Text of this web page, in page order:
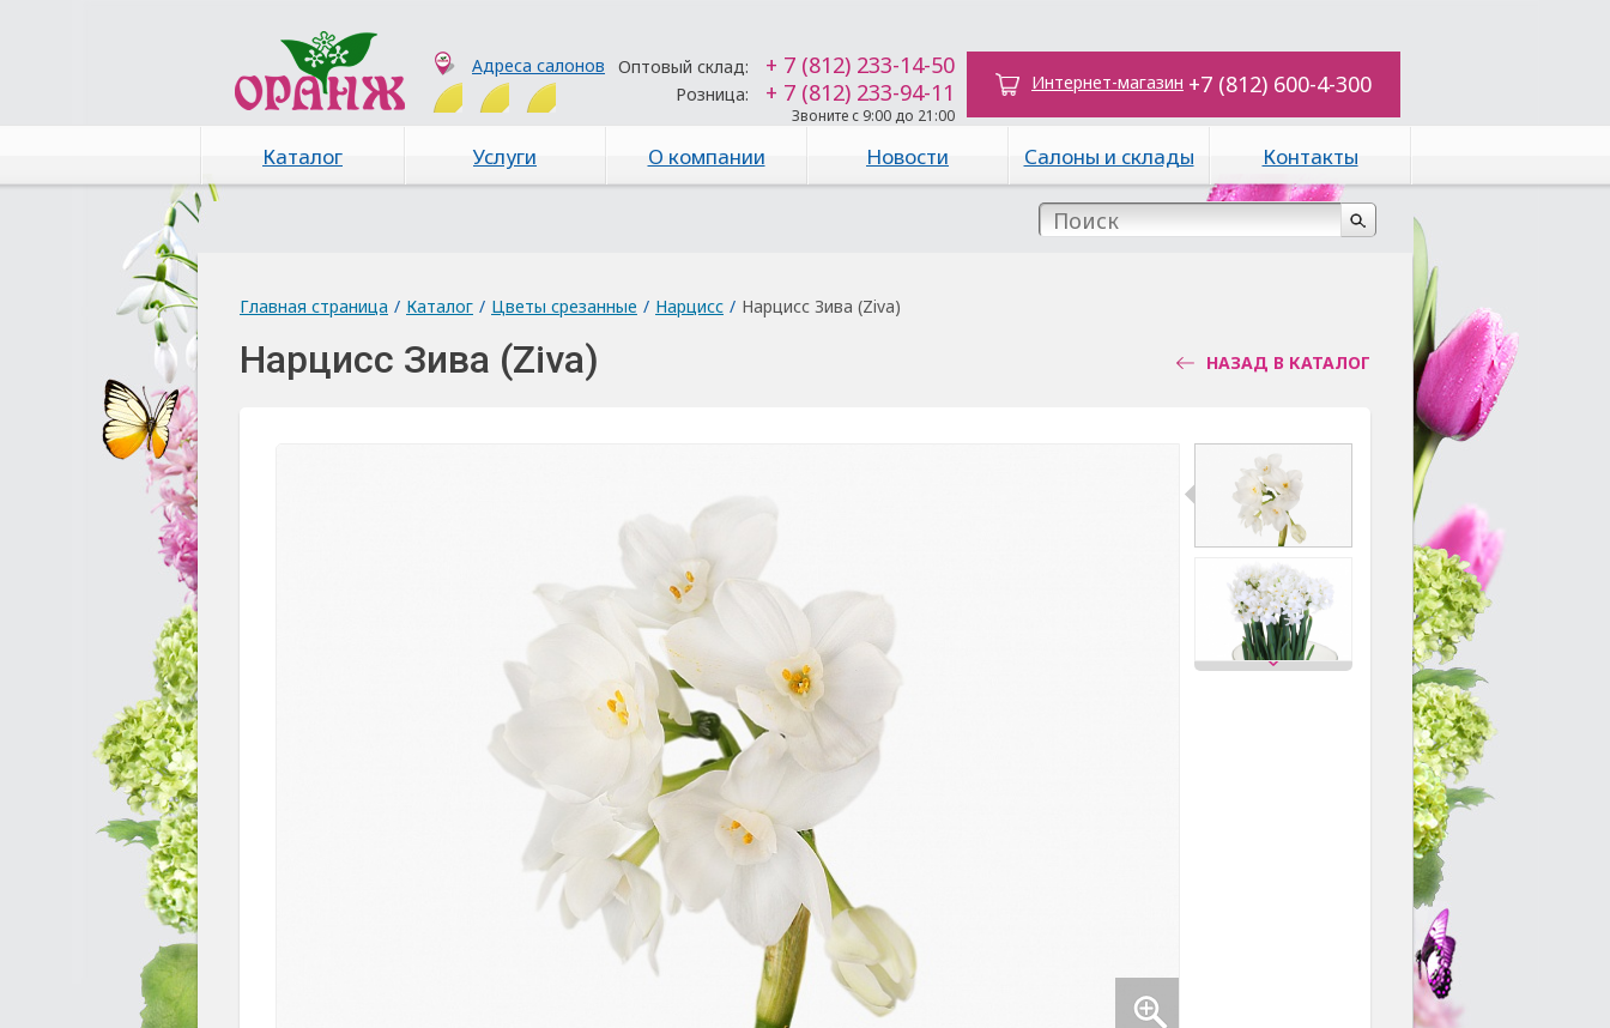
Адреса салонов Оптовый склад: + 7 (812) 233-14-50
Розница: + 7 (812) 233-94-11
Звоните с 9:00 до 21:00
Интернет-магазин +7 (812) 600-4-300
Каталог Услуги О компании Новости Салоны и склады Контакты
Главная страница / Каталог / Цветы срезанные / Нарцисс / Нарцисс Зива (Ziva)
Нарцисс Зива (Ziva) НАЗАД В КАТАЛОГ